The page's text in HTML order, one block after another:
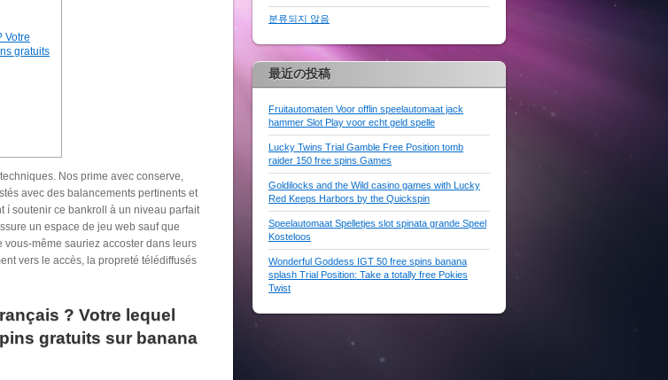
Votre
gratuits
Nos prime avec conserve,
avec des balancements pertinents et
í soutenir ce bankroll à un niveau parfait
un espace de jeu web sauf que
même sauriez accoster dans leurs
vers le accès, la propreté télédiffusés
? Votre lequel
gratuits sur banana
분류되지 않음
最近の投稿
Fruitautomaten Voor offlin speelautomaat jack
hammer Slot Play voor echt geld spelle
Lucky Twins Trial Gamble Free Position tomb
raider 150 free spins Games
Goldilocks and the Wild casino games with Lucky
Red Keeps Harbors by the Quickspin
Speelautomaat Spelletjes slot spinata grande Speel
Kosteloos
Wonderful Goddess IGT 50 free spins banana
splash Trial Position: Take a totally free Pokies
Twist